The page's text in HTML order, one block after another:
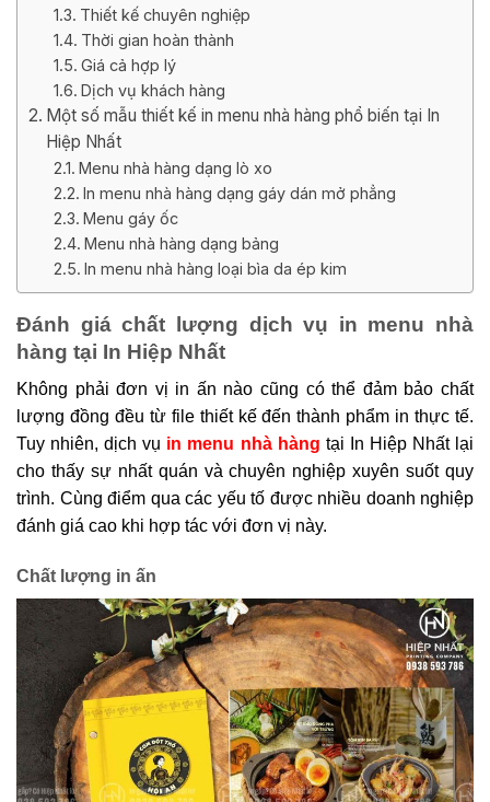
Thiết kế chuyên nghiệp
Thời gian hoàn thành
Giá cả hợp lý
Dịch vụ khách hàng
Một số mẫu thiết kế in menu nhà hàng phổ biến tại In
Hiệp Nhất
Menu nhà hàng dạng lò xo
In menu nhà hàng dạng gáy dán mở phẳng
Menu gáy ốc
Menu nhà hàng dạng bảng
In menu nhà hàng loại bìa da ép kim
Đánh giá chất lượng dịch vụ in menu nhà
hàng tại In Hiệp Nhất
Không phải đơn vị in ấn nào cũng có thể đảm bảo chất
lượng đồng đều từ file thiết kế đến thành phẩm in thực tế.
Tuy nhiên, dịch vụ in menu nhà hàng tại In Hiệp Nhất lại
cho thấy sự nhất quán và chuyên nghiệp xuyên suốt quy
trình. Cùng điểm qua các yếu tố được nhiều doanh nghiệp
đánh giá cao khi hợp tác với đơn vị này.
Chất lượng in ấn